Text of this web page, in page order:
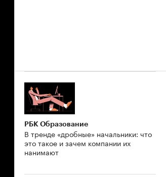
РБК Образование
В тренде «дробные» начальники: что
это такое и зачем компании их
нанимают